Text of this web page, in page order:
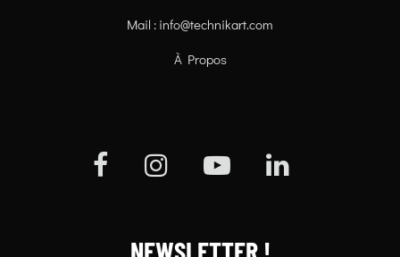
Mail : info@technikart.com
À Propos